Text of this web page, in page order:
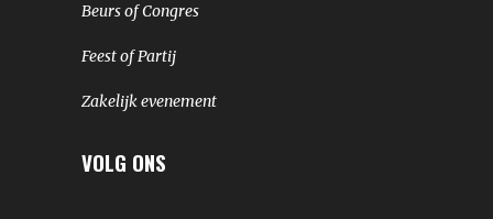
Beurs of Congres
Feest of Partij
Zakelijk evenement
VOLG ONS